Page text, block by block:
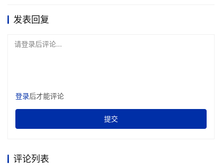
发表回复
请登录后评论...
登录后才能评论
提交
评论列表